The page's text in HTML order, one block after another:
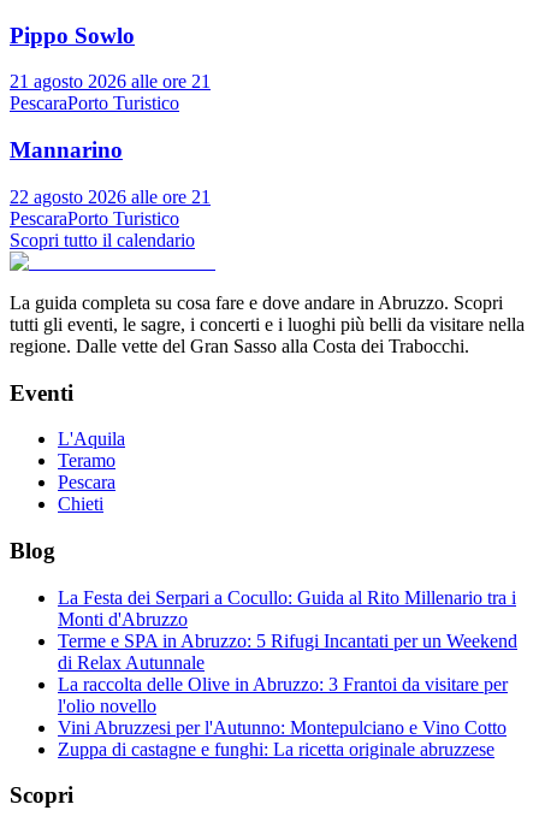
Pippo Sowlo
21 agosto 2026 alle ore 21
PescaraPorto Turistico
Mannarino
22 agosto 2026 alle ore 21
PescaraPorto Turistico
Scopri tutto il calendario
La guida completa su cosa fare e dove andare in Abruzzo. Scopri
tutti gli eventi, le sagre, i concerti e i luoghi più belli da visitare nella
regione. Dalle vette del Gran Sasso alla Costa dei Trabocchi.
Eventi
L'Aquila
Teramo
Pescara
Chieti
Blog
La Festa dei Serpari a Cocullo: Guida al Rito Millenario tra i
Monti d'Abruzzo
Terme e SPA in Abruzzo: 5 Rifugi Incantati per un Weekend
di Relax Autunnale
La raccolta delle Olive in Abruzzo: 3 Frantoi da visitare per
l'olio novello
Vini Abruzzesi per l'Autunno: Montepulciano e Vino Cotto
Zuppa di castagne e funghi: La ricetta originale abruzzese
Scopri